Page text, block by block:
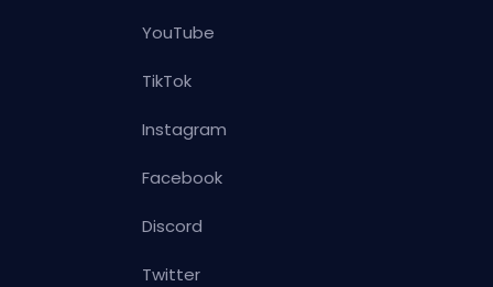
YouTube
TikTok
Instagram
Facebook
Discord
Twitter